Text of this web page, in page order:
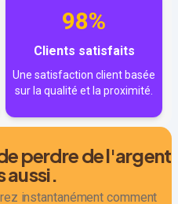
98%
Clients satisfaits
Une satisfaction client basée
sur la qualité et la proximité.
perdre de l'argent
aussi.
instantanément comment